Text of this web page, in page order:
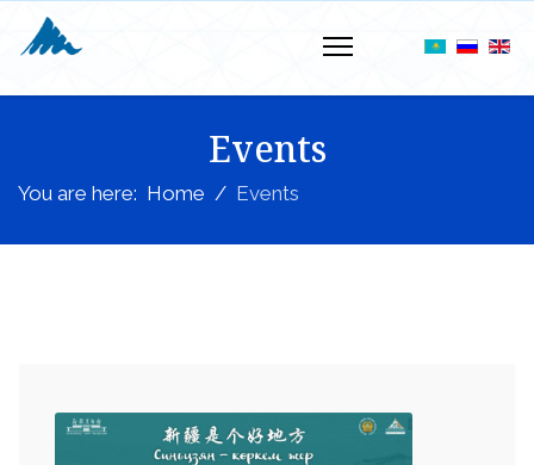
Events
You are here: Home Events